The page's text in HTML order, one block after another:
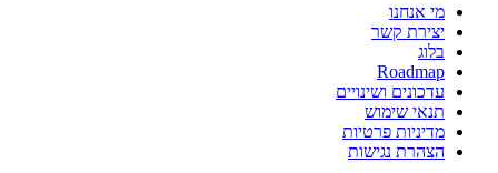
מי אנחנו
יצירת קשר
בלוג
Roadmap
עדכונים ושינויים
תנאי שימוש
מדיניות פרטיות
הצהרת נגישות